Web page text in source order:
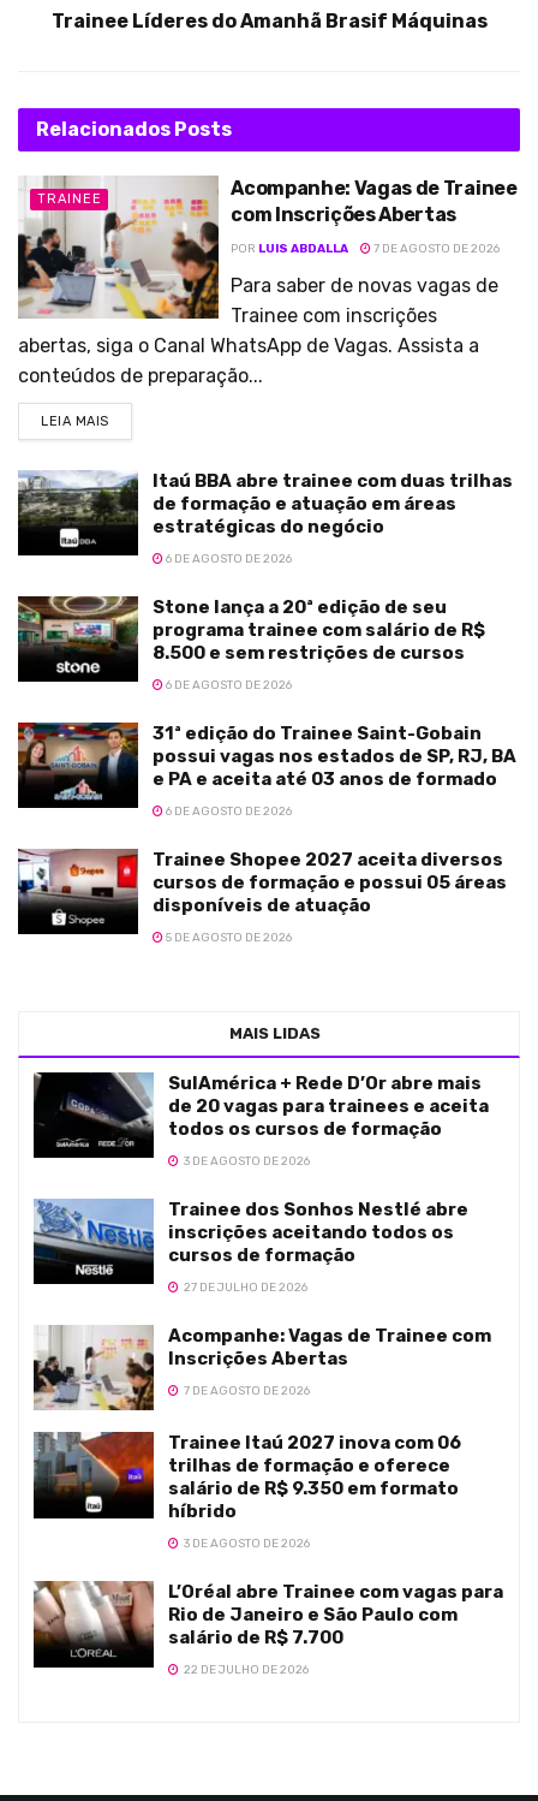
Trainee Líderes do Amanhã Brasif Máquinas
Relacionados Posts
TRAINEE
Acompanhe: Vagas de Trainee
com Inscrições Abertas
POR LUIS ABDALLA 7 DE AGOSTO DE 2026
Para saber de novas vagas de
Trainee com inscrições
abertas, siga o Canal WhatsApp de Vagas. Assista a
conteúdos de preparação...
LEIA MAIS
Itaú BBA abre trainee com duas trilhas
de formação e atuação em áreas
estratégicas do negócio
6 DE AGOSTO DE 2026
Stone lança a 20ª edição de seu
programa trainee com salário de R$
8.500 e sem restrições de cursos
6 DE AGOSTO DE 2026
31ª edição do Trainee Saint-Gobain
possui vagas nos estados de SP, RJ, BA
e PA e aceita até 03 anos de formado
6 DE AGOSTO DE 2026
Trainee Shopee 2027 aceita diversos
cursos de formação e possui 05 áreas
disponíveis de atuação
5 DE AGOSTO DE 2026
MAIS LIDAS
SulAmérica + Rede D’Or abre mais
de 20 vagas para trainees e aceita
todos os cursos de formação
3 DE AGOSTO DE 2026
Trainee dos Sonhos Nestlé abre
inscrições aceitando todos os
cursos de formação
27 DE JULHO DE 2026
Acompanhe: Vagas de Trainee com
Inscrições Abertas
7 DE AGOSTO DE 2026
Trainee Itaú 2027 inova com 06
trilhas de formação e oferece
salário de R$ 9.350 em formato
híbrido
3 DE AGOSTO DE 2026
L’Oréal abre Trainee com vagas para
Rio de Janeiro e São Paulo com
salário de R$ 7.700
22 DE JULHO DE 2026